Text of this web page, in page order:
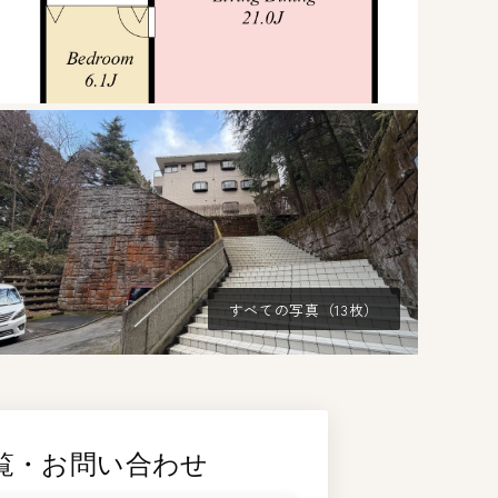
すべての写真（13枚）
・お問い合わせ